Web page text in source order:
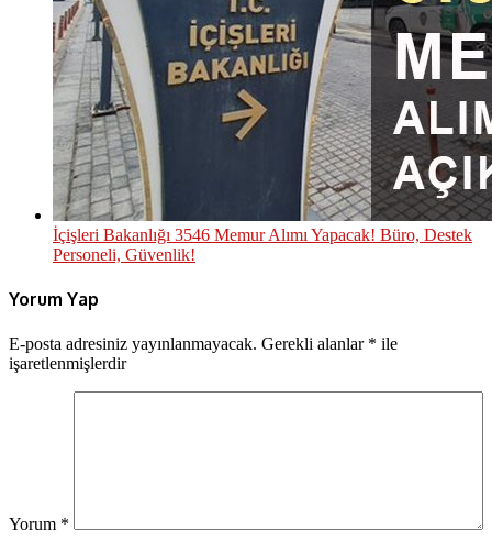
İçişleri Bakanlığı 3546 Memur Alımı Yapacak! Büro, Destek
Personeli, Güvenlik!
Yorum Yap
E-posta adresiniz yayınlanmayacak. Gerekli alanlar * ile
işaretlenmişlerdir
Yorum *